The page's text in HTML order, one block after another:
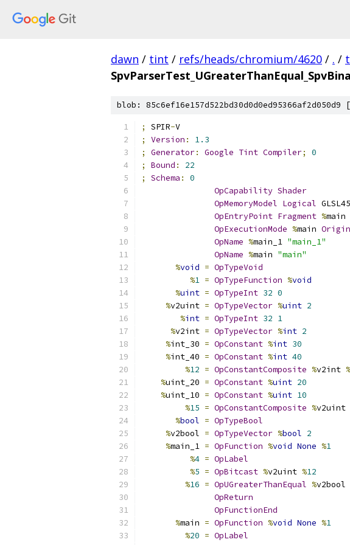
dawn / tint / refs/heads/chromium/4620 / . /
blob: 85c6ef16e157d522bd30d0d0ed95366af2d050d9 [
; SPIR-V
;
Version :
1.3
;
Generator: Google Tint Compiler;
0
;
Bound :
22
;
Schema :
0
OpCapability Shader
OpMemoryModel Logical
OpEntryPoint Fragment %main
OpExecutionMode %main
OpName %main_1 "main_1"
OpName %main "main"
%void = OpTypeVoid
%1 = OpTypeFunction %void
%uint = OpTypeInt 32 0
%v2uint = OpTypeVector %uint 2
%int = OpTypeInt 32 1
%v2int = OpTypeVector %int 2
%int_30 = OpConstant %int 30
%int_40 = OpConstant %int 40
%12 = OpConstantComposite %v2int %
%uint_20 = OpConstant %uint 20
%uint_10 = OpConstant %uint 10
%15 = OpConstantComposite %v2uint
%bool = OpTypeBool
%v2bool = OpTypeVector %bool 2
%main_1 = OpFunction %void None %1
%4 = OpLabel
%5 = OpBitcast %v2uint %12
%16 = OpUGreaterThanEqual %v2bool
OpReturn
OpFunctionEnd
%main = OpFunction %void None %1
%20 = OpLabel